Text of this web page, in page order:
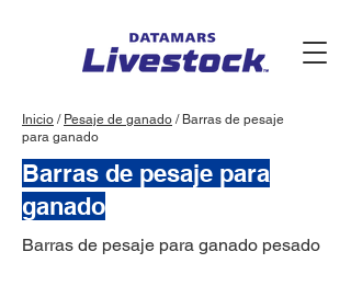
Inicio / Pesaje de ganado / Barras de pesaje
para ganado
Barras de pesaje para
ganado
Barras de pesaje para ganado pesado